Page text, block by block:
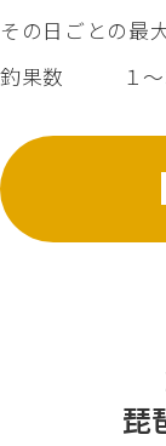
その日ごとの最
釣果数
１
琵